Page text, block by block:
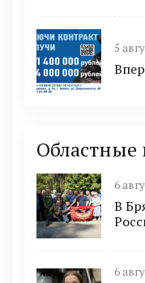
5
Областные
6
В
6